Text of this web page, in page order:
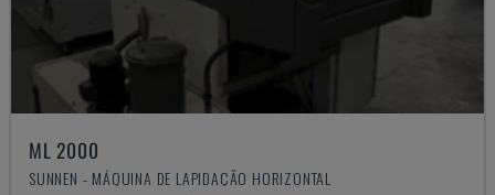
ML 2000
SUNNEN - MÁQUINA DE LAPIDAÇÃO HORIZONTAL